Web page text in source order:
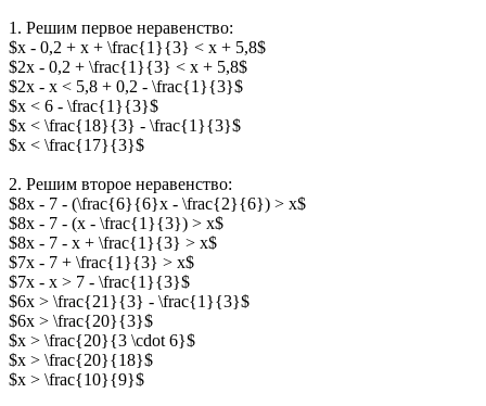
1. Решим первое неравенство:
$x - 0,2 + x + \frac{1}{3} < x + 5,8$
$2x - 0,2 + \frac{1}{3} < x + 5,8$
$2x - x < 5,8 + 0,2 - \frac{1}{3}$
$x < 6 - \frac{1}{3}$
$x < \frac{18}{3} - \frac{1}{3}$
$x < \frac{17}{3}$
2. Решим второе неравенство:
$8x - 7 - (\frac{6}{6}x - \frac{2}{6}) > x$
$8x - 7 - (x - \frac{1}{3}) > x$
$8x - 7 - x + \frac{1}{3} > x$
$7x - 7 + \frac{1}{3} > x$
$7x - x > 7 - \frac{1}{3}$
$6x > \frac{21}{3} - \frac{1}{3}$
$6x > \frac{20}{3}$
$x > \frac{20}{3 \cdot 6}$
$x > \frac{20}{18}$
$x > \frac{10}{9}$